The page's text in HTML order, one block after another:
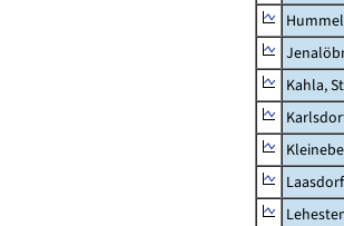
Kahla,
Laasdorf